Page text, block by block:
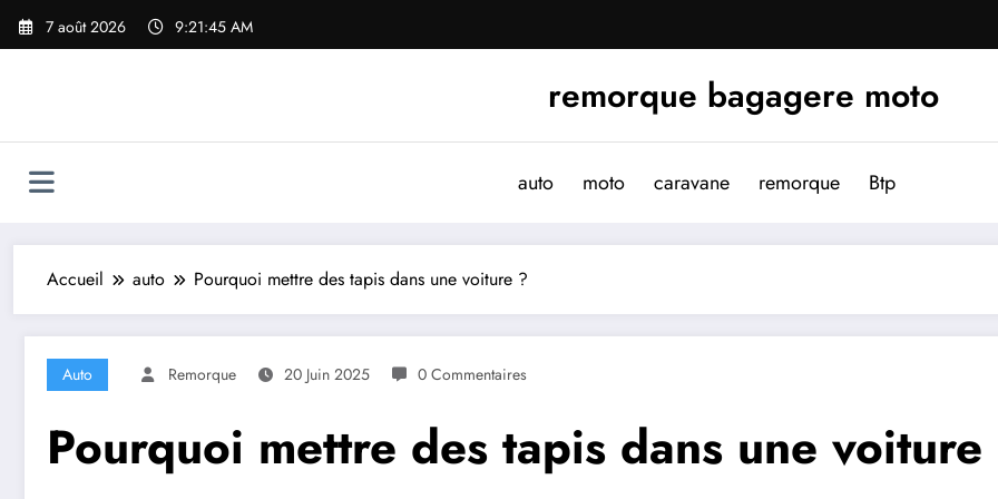
Aller
7 août 2026 9:21:46 AM
remorque bagagere moto
auto moto caravane remorque Btp
Accueil auto Pourquoi mettre des tapis dans une voiture ?
Auto Remorque 20 Juin 2025 0 Commentaires
Pourquoi mettre des tapis dans une